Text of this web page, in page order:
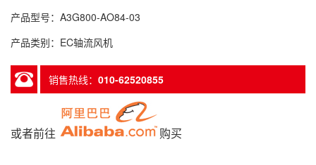
产品型号：A3G800-AO84-03
产品类别：EC轴流风机
销售热线： 010-62520855
或者前往 购买